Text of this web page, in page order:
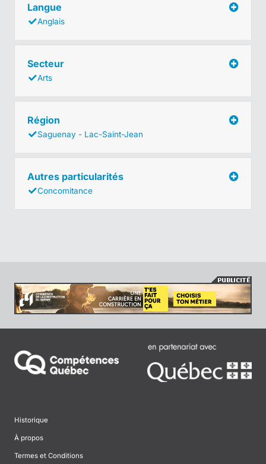
Langue
Anglais
Secteur
Arts
Région
Saguenay - Lac-Saint-Jean
Autres particularités
Concomitance
Historique
À propos
Termes et Conditions